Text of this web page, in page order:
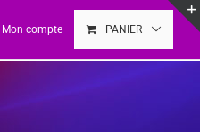
Mon compte PANIER